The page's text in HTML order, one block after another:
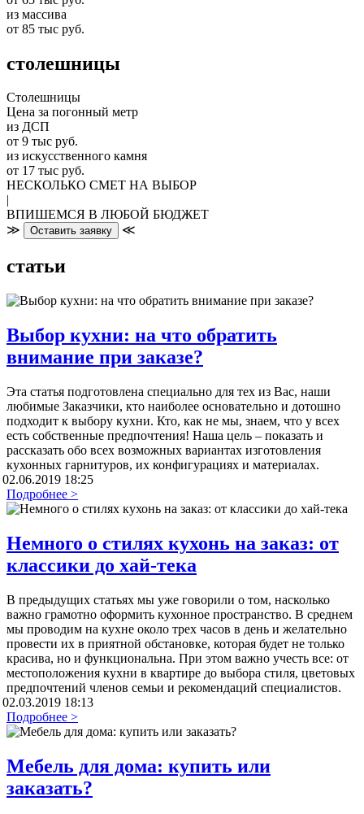
из массива
от 85 тыс руб.
столешницы
Столешницы
Цена за погонный метр
из ДСП
от 9 тыс руб.
из искусственного камня
от 17 тыс руб.
НЕСКОЛЬКО СМЕТ НА ВЫБОР
ВПИШЕМСЯ В ЛЮБОЙ БЮДЖЕТ
≫
Оставить заявку ≪
статьи
Выбор кухни: на что обратить
внимание при заказе?
Эта статья подготовлена специально для тех из Вас, наши
любимые Заказчики, кто наиболее основательно и дотошно
подходит к выбору кухни. Кто, как не мы, знаем, что у всех
есть собственные предпочтения! Наша цель – показать и
рассказать обо всех возможных вариантах изготовления
кухонных гарнитуров, их конфигурациях и материалах.
02.06.2019 18:25
Подробнее >
Немного о стилях кухонь на заказ: от
классики до хай-тека
В предыдущих статьях мы уже говорили о том, насколько
важно грамотно оформить кухонное пространство. В среднем
мы проводим на кухне около трех часов в день и желательно
провести их в приятной обстановке, которая будет не только
красива, но и функциональна. При этом важно учесть все: от
местоположения кухни в квартире до выбора стиля, цветовых
предпочтений членов семьи и рекомендаций специалистов.
02.03.2019 18:13
Подробнее >
Мебель для дома: купить или
заказать?